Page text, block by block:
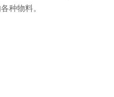
种物料。